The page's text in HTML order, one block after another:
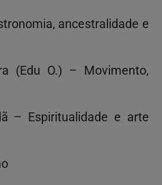
ancestralidade e
O.) – Movimento,
e arte